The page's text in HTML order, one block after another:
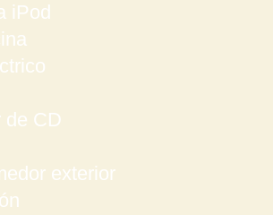
iPod
de CD
exterior